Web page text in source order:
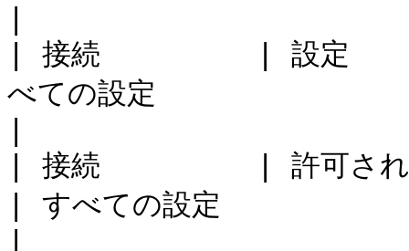
| 接続         | 設
べての設定
| 接続         | 許可され
| すべての設定